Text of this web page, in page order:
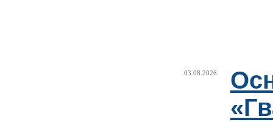
03.08.2026